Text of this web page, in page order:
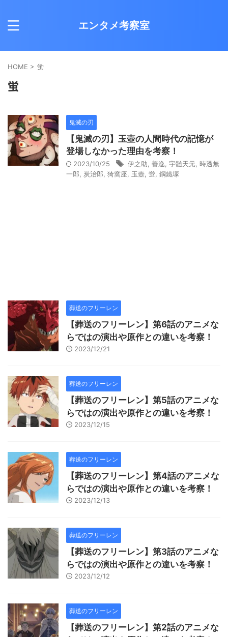
エンタメ考察室
HOME > 蛍
蛍
鬼滅の刃
【鬼滅の刃】玉壺の人間時代の記憶が
登場しなかった理由を考察！
2023/10/25 伊之助 善逸 宇髄天元 時透無
一郎
炭治郎 猗窩座 玉壺 蛍 鋼鐵塚
葬送のフリーレン
【葬送のフリーレン】第6話のアニメな
らではの演出や原作との違いを考察！
2023/12/21
葬送のフリーレン
【葬送のフリーレン】第5話のアニメな
らではの演出や原作との違いを考察！
2023/12/15
葬送のフリーレン
【葬送のフリーレン】第4話のアニメな
らではの演出や原作との違いを考察！
2023/12/13
葬送のフリーレン
【葬送のフリーレン】第3話のアニメな
らではの演出や原作との違いを考察！
2023/12/12
葬送のフリーレン
【葬送のフリーレン】第2話のアニメな